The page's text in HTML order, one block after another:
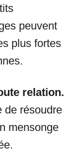
peuvent
plus fortes
relation.
de résoudre
mensonge